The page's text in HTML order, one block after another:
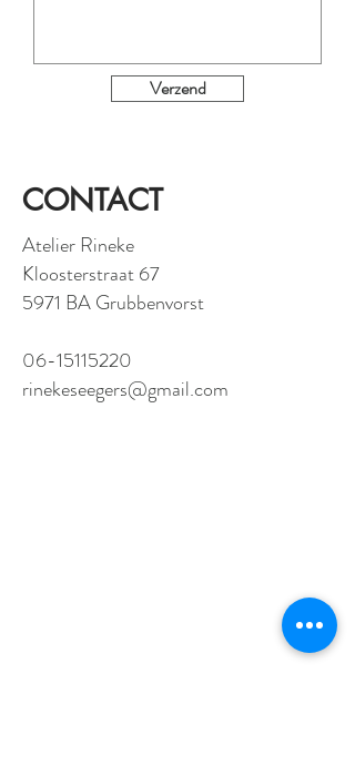
Verzend
CONTACT
Atelier Rineke
Kloosterstraat 67
5971 BA Grubbenvorst
06-15115220
rinekeseegers@gmail.com